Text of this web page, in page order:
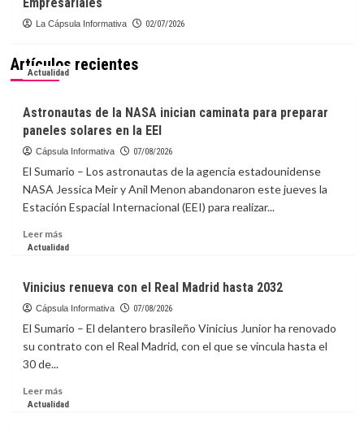
La Cápsula Informativa 02/07/2026
Artículos recientes
Actualidad
Astronautas de la NASA inician caminata para preparar
paneles solares en la EEI
Cápsula Informativa 07/08/2026
El Sumario – Los astronautas de la agencia estadounidense
NASA Jessica Meir y Anil Menon abandonaron este jueves la
Estación Espacial Internacional (EEI) para realizar...
Leer másLeer
más
de
la
NASA
caminata
paneles
Actualidad
Vinicius renueva con el Real Madrid hasta 2032
Cápsula Informativa 07/08/2026
El Sumario – El delantero brasileño Vinicius Junior ha renovado
su contrato con el Real Madrid, con el que se vincula hasta el
30 de...
Leer másLeer
más
Actualidad